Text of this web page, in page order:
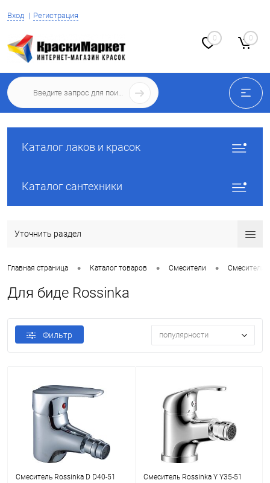
Вход Регистрация
0 0
Каталог лаков и красок
Каталог сантехники
Уточнить раздел
Главная страница • Каталог товаров • Смесители • Смесители
Для биде Rossinka
Фильтр популярности
Смеситель Rossinka D D40-51
Смеситель Rossinka Y Y35-51